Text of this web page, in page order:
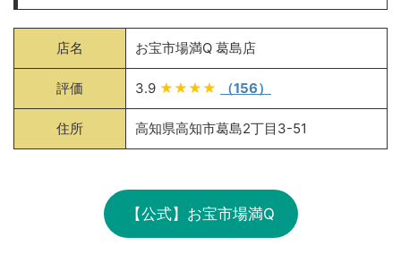
店名 お宝市場満Q 葛島店
評価 3.9 ★★★★ （156）
住所 高知県高知市葛島2丁目3-51
【公式】お宝市場満Q